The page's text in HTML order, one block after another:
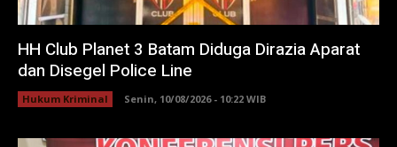
HH Club Planet 3 Batam Diduga Dirazia Aparat
dan Disegel Police Line
Hukum Kriminal Senin, 10/08/2026 - 10:22 WIB